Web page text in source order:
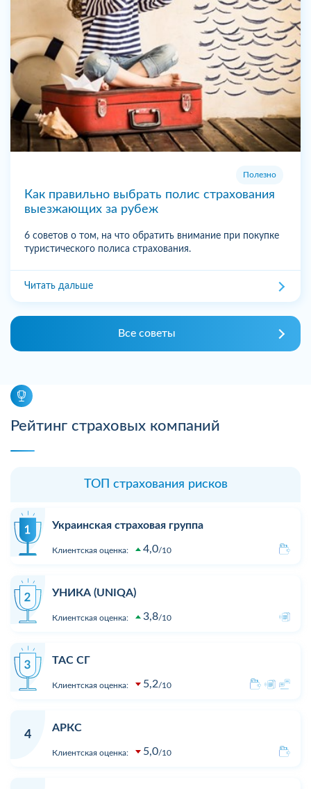
Полезно
Как правильно выбрать полис страхования
выезжающих за рубеж
6 советов о том, на что обратить внимание при покупке
туристического полиса страхования.
Читать дальше
Все советы
Рейтинг страховых компаний
ТОП страхования рисков
Украинская страховая группа
Клиентская оценка: 4,0 10
УНИКА (UNIQA)
Клиентская оценка: 3,8 10
ТАС СГ
Клиентская оценка: 5,2 10
4
АРКС
Клиентская оценка: 5,0 10